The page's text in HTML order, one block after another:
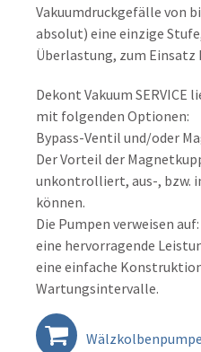
Vakuumdruckgefälle von
absolut) eine einzige
Überlastung, zum Einsatz
Dekont Vakuum
mit folgenden Optionen:
Bypass-Ventil und/oder
Der Vorteil der
unkontrolliert, aus-, bzw.
können.
Die Pumpen verweisen auf:
eine hervorragende
eine einfache
Wartungsintervalle.